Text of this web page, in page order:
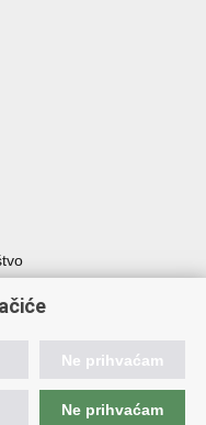
Ne prihvaćam
Ne prihvaćam